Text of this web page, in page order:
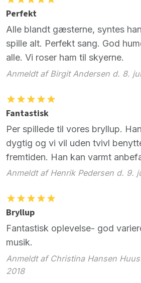
Perfekt
Alle blandt gæsterne, syntes
spille alt. Perfekt sang. God
alle. Vi roser ham til skyerne.
Anmeldt af Birgit Andersen d. 8.
Fantastisk
Per spillede til vores bryllup.
dygtig og vi vil uden tvivl
fremtiden. Han kan varmt
Anmeldt af Henrik Pedersen d. 9.
Bryllup
Fantastisk oplevelse- god
musik.
Anmeldt af Christina Hansen
2018